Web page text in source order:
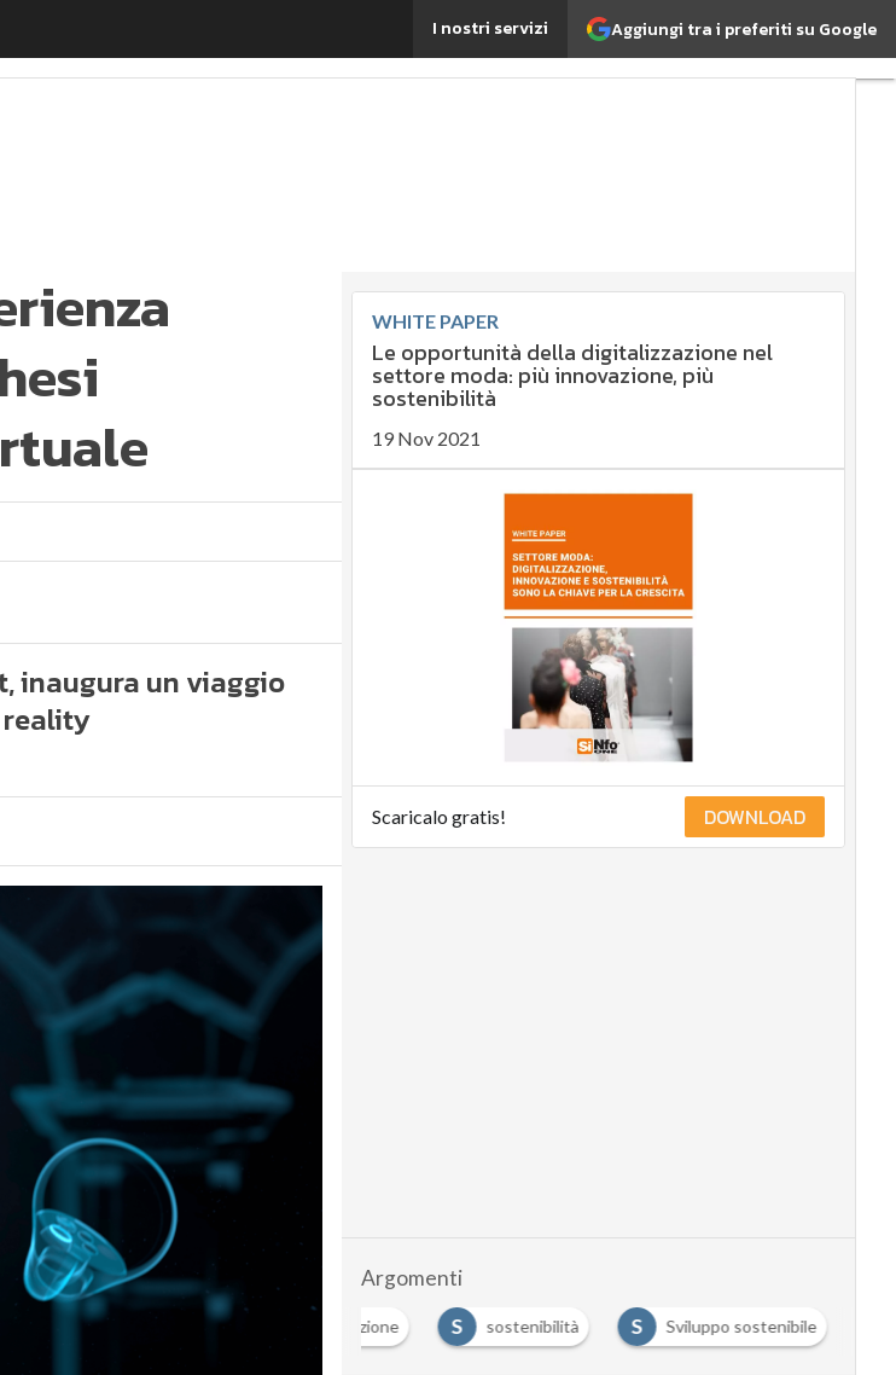
Aggiungi tra i preferiti su Google
I nostri servizi
immersiva di Marchesi Frescobaldi con la realtà virtuale
Ultimi
articoli
ESG:
importante?
Ambiente
Economia
sostenibile
management
Energy
Management
Normative
e
Compliance
Corporate
governance
ESG
inaugura un viaggio
reality
WHITE PAPER
Le opportunità della digitalizzazione nel
settore moda: più innovazione, più
sostenibilità
19 Nov 2021
Scaricalo gratis! DOWNLOAD
Argomenti
innovazione S sostenibilità S Sviluppo sostenibile